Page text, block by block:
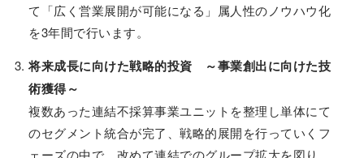
て「広く営業展開が可能になる」属人性のノウハウ化
を3年間で行います。
将来成長に向けた戦略的投資 ～事業創出に向けた技
術獲得～
複数あった連結不採算事業ユニットを整理し単体にて
のセグメント統合が完了、戦略的展開を行っていくフ
ェーズの中で、改めて連結でのグループ拡大を図り、